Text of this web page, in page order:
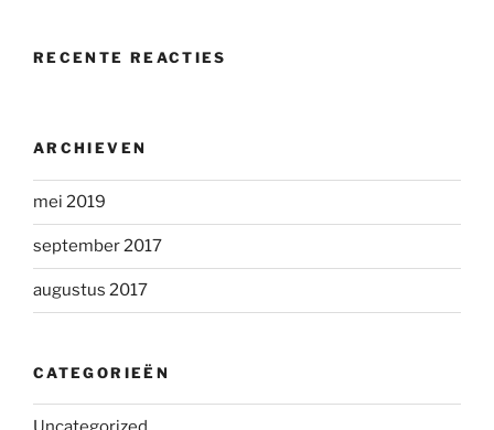
RECENTE REACTIES
ARCHIEVEN
mei 2019
september 2017
augustus 2017
CATEGORIEËN